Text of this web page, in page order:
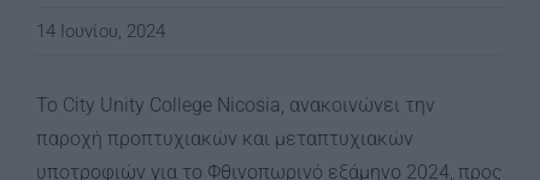
14 Ιουνίου, 2024
Το City Unity College Nicosia, ανακοινώνει την
παροχή προπτυχιακών και μεταπτυχιακών
υποτροφιών για το Φθινοπωρινό εξάμηνο 2024, προς